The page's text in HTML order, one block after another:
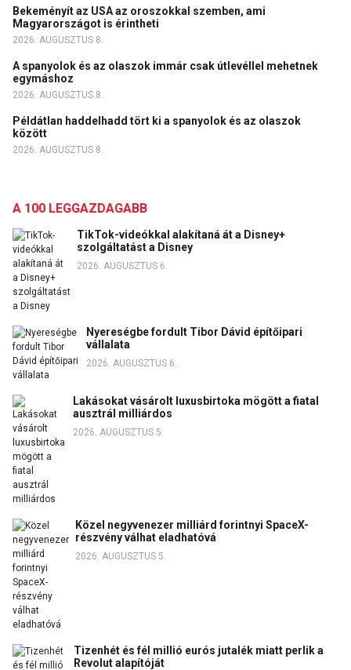
Bekeményít az USA az oroszokkal szemben, ami
Magyarországot is érintheti
2026. AUGUSZTUS 8.
A spanyolok és az olaszok immár csak útlevéllel mehetnek
egymáshoz
2026. AUGUSZTUS 8.
Példátlan haddelhadd tört ki a spanyolok és az olaszok
között
2026. AUGUSZTUS 8.
A 100 LEGGAZDAGABB
TikTok-videókkal alakítaná át a Disney+
szolgáltatást a Disney
2026. AUGUSZTUS 6.
Nyereségbe fordult Tibor Dávid építőipari
vállalata
2026. AUGUSZTUS 6.
Lakásokat vásárolt luxusbirtoka mögött a fiatal
ausztrál milliárdos
2026. AUGUSZTUS 5.
Közel negyvenezer milliárd forintnyi SpaceX-
részvény válhat eladhatóvá
2026. AUGUSZTUS 5.
Tizenhét és fél millió eurós jutalék miatt perlik a
Revolut alapítóját